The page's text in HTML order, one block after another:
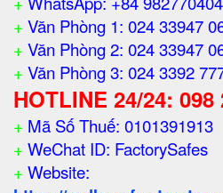
+ Văn Phòng 1: 024 33947
+ Văn Phòng 2: 024 33947
+ Văn Phòng 3: 024 3392
HOTLINE 24/24: 098
+ Mã Số Thuế: 0101391913
+ WeChat ID: FactorySafes
+ Website: